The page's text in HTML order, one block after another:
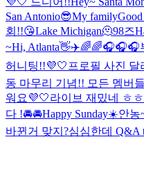
San Antonio😎My family
회!!😘Lake Michigan🫠98즈
~Hi, Atlanta👋✈️🌈🌈🎧🎧🎧
허니팅!!💜🤍 프로필 사진 달
동 마무리 기념!! 모든 멤버
워요💜🤍라이브 재밌네 ㅎ
다 !🚘🚘Happy Sunday☀️안농
바뀐거 맞지?심심한데 Q&A